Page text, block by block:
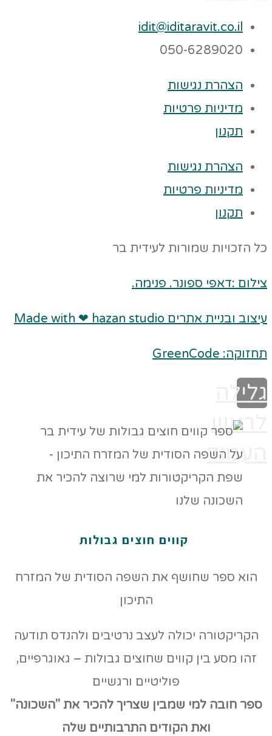
idit@iditaravit.co.il
050-6289020
הצהרת נגישות
מדיניות פרטיות
תקנון
הצהרת נגישות
מדיניות פרטיות
תקנון
כל הזכויות שמורות לעידית בר
צילום :דאפי ספונר. פנימה.
עיצוב ובניית אתרים Made with ❤ hazan studio
תחזוקה: GreenCode
גלילה
לראש
העמוד
קווים חוצים גבולות
הוא ספר שחושף את השפה הסודית של המזרח
התיכון
הקריקטורה יכולה לעצב נרטיבים ולהנדס תודעה
זהו מסע בין קווים שחוצים גבולות – גאוגרפיים,
פוליטיים ורגשיים
ספר חובה למי שמבין שצריך להכיר את "השכונה"
ואת הקודים התרבותיים שלה